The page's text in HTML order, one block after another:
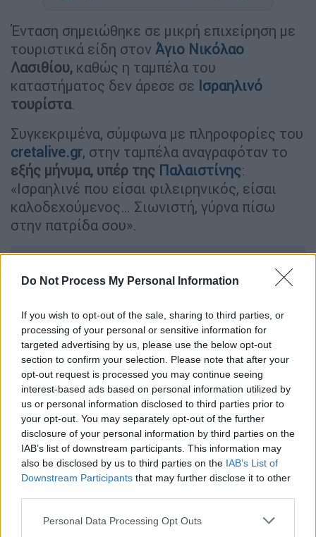
Do Not Process My Personal Information
If you wish to opt-out of the sale, sharing to third parties, or
processing of your personal or sensitive information for
targeted advertising by us, please use the below opt-out
section to confirm your selection. Please note that after your
opt-out request is processed you may continue seeing
interest-based ads based on personal information utilized by
us or personal information disclosed to third parties prior to
your opt-out. You may separately opt-out of the further
disclosure of your personal information by third parties on the
IAB’s list of downstream participants. This information may
also be disclosed by us to third parties on the IAB’s List of
Downstream Participants that may further disclose it to other
Please note that this website/app uses one or more Google
Personal Data Processing Opt Outs
Ένταση σημειώθηκε σε μικρή επιχείρηση με
τουριστικά είδη στον Άγιο Νικόλαο
Λασιθίου, καθώς η ταμπέλα του
καταστήματος δεν άρεσε σε Ισραηλινό
τουρίστα.
Συγκεκριμένα, σύμφωνα με πληροφορίες του
cretalive.gr, στην ταμπέλα αναγραφόταν το
εξής μήνυμα, υπέρ της Παλαιστίνης:
«Ισραηλινέ που είσαι φιλειρηνικός, είσαι
καλοδεχούμενος… Σιωνιστή, γύρνα πίσω
στην πατρίδα σου».
Η «πείνα» ως όπλο πολέμου: Η
ανθρωπιστική κρίση στη Γάζα και το
Διεθνές Δίκαιο
Κόσμος|06.08.2025 10:23
Παλαιστίνιος νοσοκόμος σκοτώθηκε
από πτώση κιβωτίου με
ανθρωπιστική βοήθεια
Ο τουρίστας από το Ισραήλ δεν συμφωνούσε